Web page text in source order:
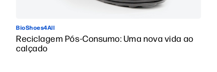
BioShoes4All
Reciclagem Pós-Consumo: Uma nova vida ao
calçado